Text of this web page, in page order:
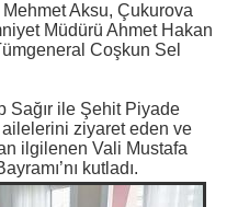
Aksu, Çukurova
Müdürü Ahmet Hakan
Coşkun Sel
Sağır ile Şehit Piyade
ziyaret eden ve
ilgilenen Vali Mustafa
kutladı.